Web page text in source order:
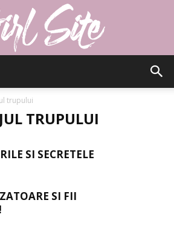
trupului
TRUPULUI
SI SECRETELE
SI FII